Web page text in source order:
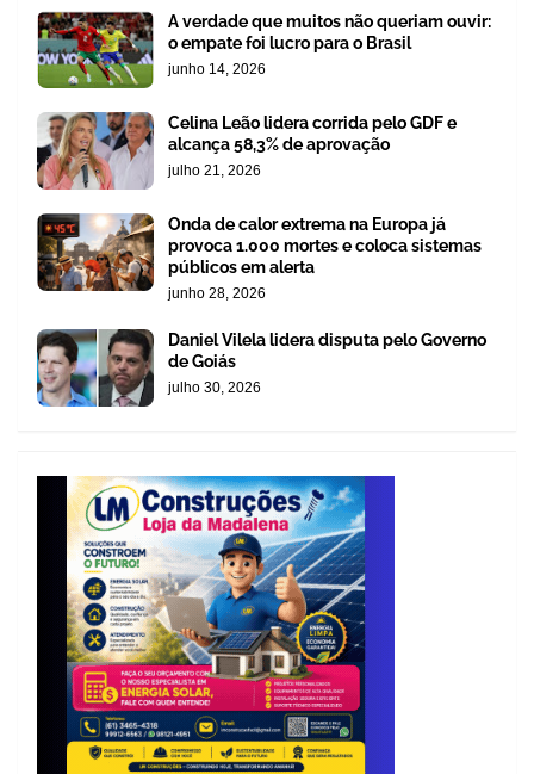
A verdade que muitos não queriam ouvir:
o empate foi lucro para o Brasil
junho 14, 2026
Celina Leão lidera corrida pelo GDF e
alcança 58,3% de aprovação
julho 21, 2026
Onda de calor extrema na Europa já
provoca 1.000 mortes e coloca sistemas
públicos em alerta
junho 28, 2026
Daniel Vilela lidera disputa pelo Governo
de Goiás
julho 30, 2026